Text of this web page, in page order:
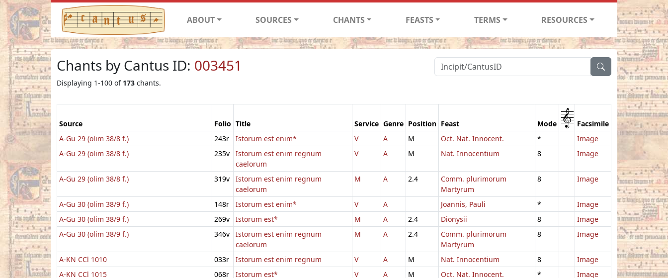
ABOUT SOURCES CHANTS FEASTS TERMS RESOURCES
Chants by Cantus ID: 003451
Displaying 1-100 of 173 chants.
Source Folio Title Service Genre Position Feast Mode 1 Facsimile
A-Gu 29 (olim 38/8 f.)
243r Istorum est enim* V A M Oct. Nat. Innocent. *
Image
A-Gu 29 (olim 38/8 f.)
235v
Istorum est enim regnum
caelorum
V A M Nat. Innocentium 8 Image
A-Gu 29 (olim 38/8 f.) 319v
Istorum est enim regnum
caelorum
M A 2.4
Comm. plurimorum
Martyrum
8 Image
A-Gu 30 (olim 38/9 f.) 148r Istorum est enim* V A Joannis, Pauli *
Image
A-Gu 30 (olim 38/9 f.)
269v Istorum est* M A 2.4 Dionysii 8
Image
A-Gu 30 (olim 38/9 f.)
346v
Istorum est enim regnum
caelorum
M A 2.4
Comm. plurimorum
Martyrum
8 Image
A-KN CCl 1010 033r Istorum est enim regnum V A M Nat. Innocentium 8
Image
A-KN CCl 1015
068r Istorum est* V A M Oct. Nat. Innocent. *
Image